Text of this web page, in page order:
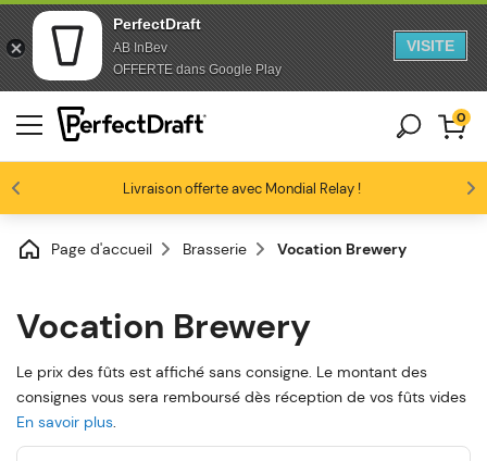
PerfectDraft
AB InBev
OFFERTE dans Google Play
VISITE
Passer au contenu
Passer en bas de page
Livraison offerte avec Mondial Relay !
Profitez de -10% dès 3 fûts unitaires
Les amateurs de bière nous adorent
0
Page d'accueil Brasserie Vocation Brewery
Vocation Brewery
Le prix des fûts est affiché sans consigne. Le montant des
consignes vous sera remboursé dès réception de vos fûts vides
En savoir plus.